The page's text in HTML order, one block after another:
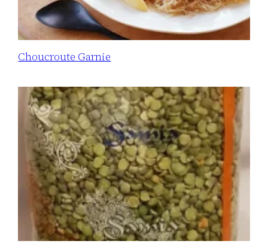
Choucroute Garnie